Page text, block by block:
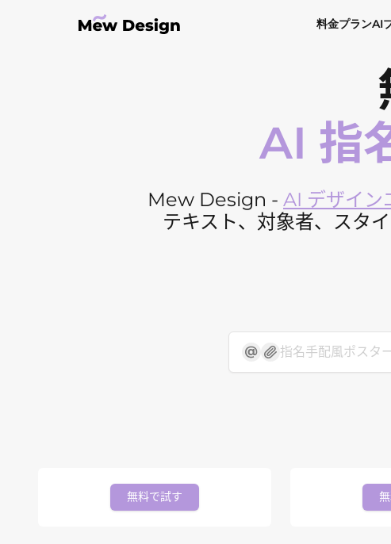
料金プランAI
AI 指
Mew Design - AI デザイン
テキスト、対象者、スタ
無料で試す